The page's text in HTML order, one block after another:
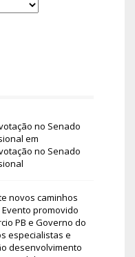
no Senado
em
no Senado
novos caminhos
promovido
PB e Governo do
especialistas e
desenvolvimento